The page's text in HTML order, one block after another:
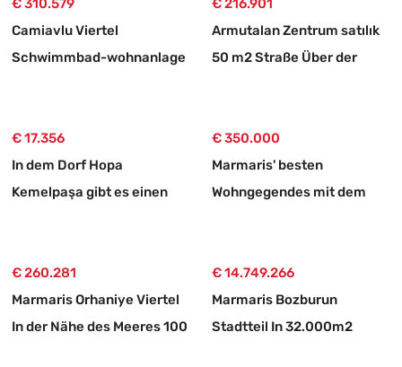
Camiavlu Viertel
Schwimmbad-wohnanlage
Armutalan Zentrum satılık
50 m2 Straße Über der
€ 17.356
In dem Dorf Hopa
Kemelpaşa gibt es einen
€ 350.000
Marmaris' besten
Wohngegendes mit dem
Ober-doppelhaushälfte-
wohnung
€ 260.281
Marmaris Orhaniye Viertel
In der Nähe des Meeres 100
€ 14.749.266
Marmaris Bozburun
Stadtteil In 32.000m2